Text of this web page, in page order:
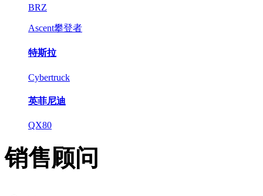
BRZ
Ascent攀登者
特斯拉
Cybertruck
英菲尼迪
QX80
销售顾问